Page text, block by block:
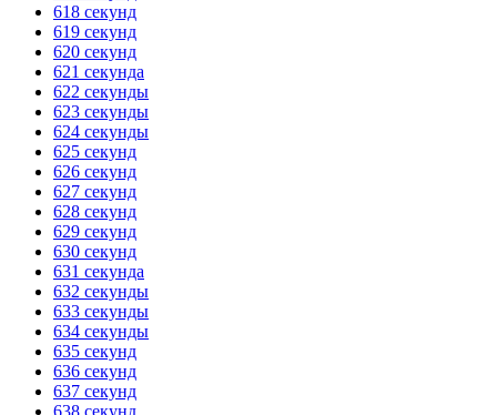
618 секунд
619 секунд
620 секунд
621 секунда
622 секунды
623 секунды
624 секунды
625 секунд
626 секунд
627 секунд
628 секунд
629 секунд
630 секунд
631 секунда
632 секунды
633 секунды
634 секунды
635 секунд
636 секунд
637 секунд